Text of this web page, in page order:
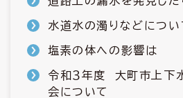
水道水の濁りなどについ
塩素の体への影響は
令和３年度 大町市上下
会について